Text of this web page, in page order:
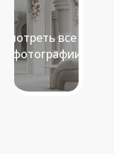
Смотреть все 14
фотографии